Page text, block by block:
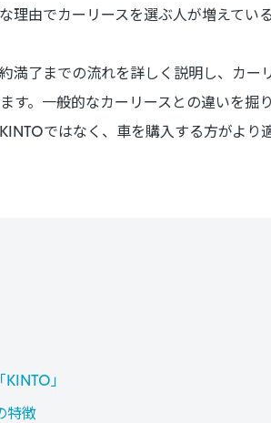
由でカーリースを選ぶ人が増えている
満了までの流れを詳しく説明し、カー
す。一般的なカーリースとの違いを掘
ではなく、車を購入する方がより
」
特徴